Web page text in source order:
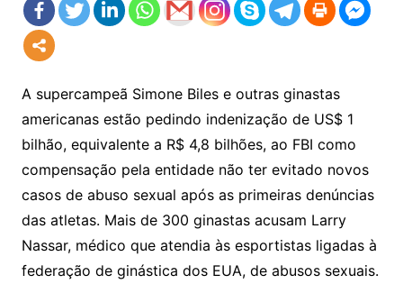
A supercampeã Simone Biles e outras ginastas
americanas estão pedindo indenização de US$ 1
bilhão, equivalente a R$ 4,8 bilhões, ao FBI como
compensação pela entidade não ter evitado novos
casos de abuso sexual após as primeiras denúncias
das atletas. Mais de 300 ginastas acusam Larry
Nassar, médico que atendia às esportistas ligadas à
federação de ginástica dos EUA, de abusos sexuais.